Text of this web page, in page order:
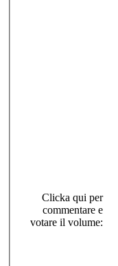
Clicka qui per
commentare e
votare il volume: